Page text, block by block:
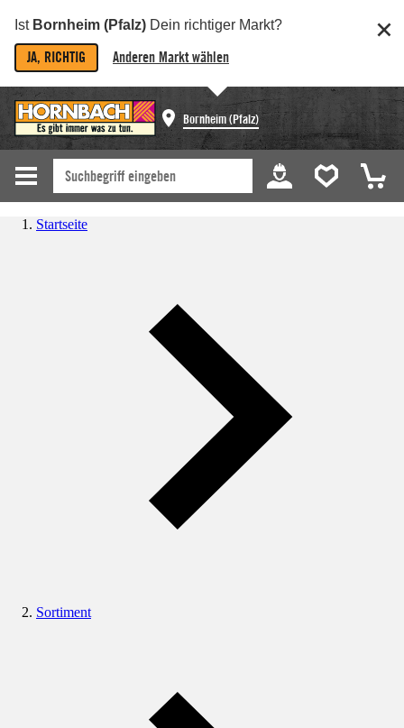
Ist Bornheim (Pfalz) Dein richtiger Markt?
JA, RICHTIG Anderen Markt wählen
Bornheim (Pfalz)
Startseite
Sortiment